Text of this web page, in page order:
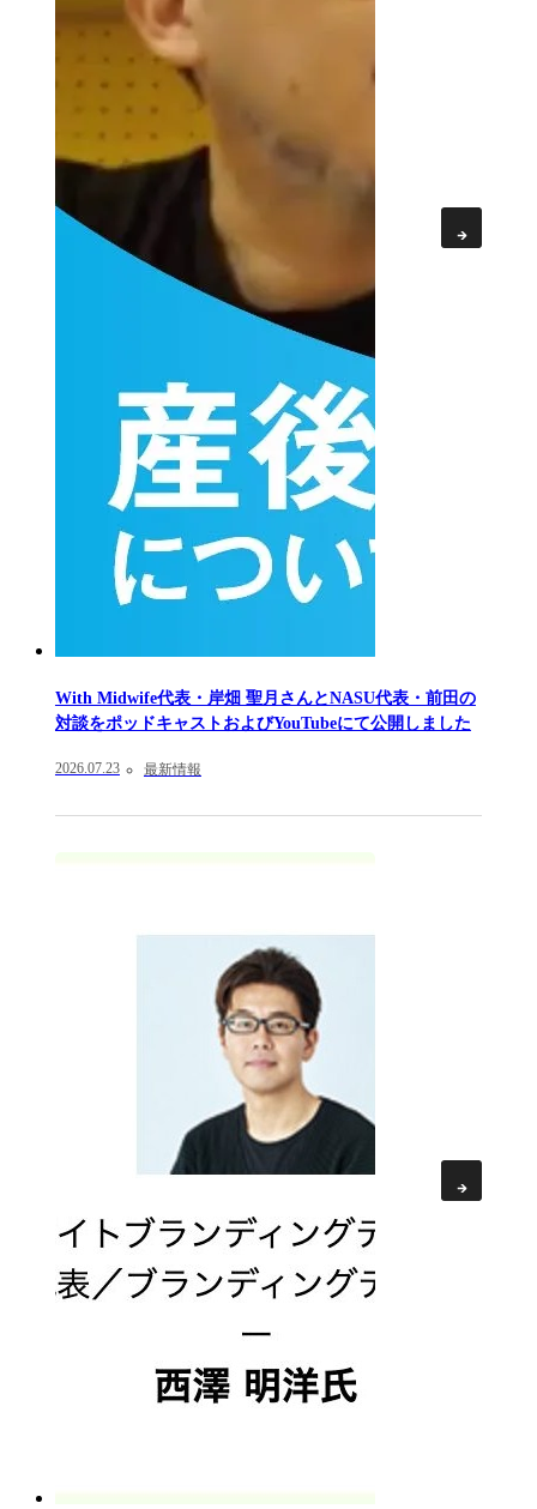
With Midwife代表・岸畑 聖月さんとNASU代表・前田の
対談をポッドキャストおよびYouTubeにて公開しました
2026.07.23 最新情報